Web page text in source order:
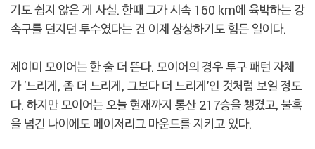
기도 쉽지 않은 게 사실. 한때 그가 시속 160 km에 육박하는 강
속구를 던지던 투수였다는 건 이제 상상하기도 힘든 일이다.
제이미 모이어는 한 술 더 뜬다. 모이어의 경우 투구 패턴 자체
가 '느리게, 좀 더 느리게, 그보다 더 느리게'인 것처럼 보일 정도
다. 하지만 모이어는 오늘 현재까지 통산 217승을 챙겼고, 불혹
을 넘긴 나이에도 메이저리그 마운드를 지키고 있다.